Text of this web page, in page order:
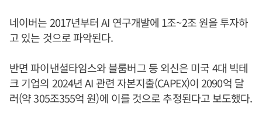
네이버는 2017년부터 AI 연구개발에 1조~2조 원을 투자하
고 있는 것으로 파악된다.
반면 파이낸셜타임스와 블룸버그 등 외신은 미국 4대 빅테
크 기업의 2024년 AI 관련 자본지출(CAPEX)이 2090억 달
러(약 305조355억 원)에 이를 것으로 추정된다고 보도했다.